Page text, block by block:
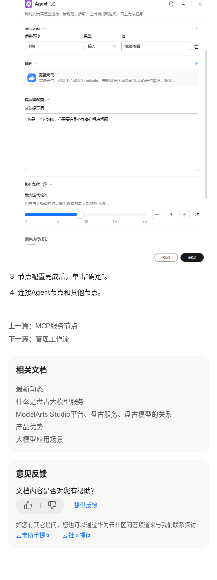
发
盘
古
CV
大
发
盘
古
开
科
算
模
开
发
搜
规
划
模
型
古
向
&
重
排
节点配置完成后，单击“确定”。
连接Agent节点和其他节点。
上一篇：MCP服务节点
下一篇：管理工作流
相关文档
最新动态
什么是盘古大模型服务
ModelArts Studio平台、盘古服务、盘古模型的关系
产品优势
大模型应用场景
意见反馈
文档内容是否对您有帮助？
提供反馈
如您有其它疑问，您也可以通过华为云社区问答频道来与我们联系探讨
云宝助手提问
云社区提问